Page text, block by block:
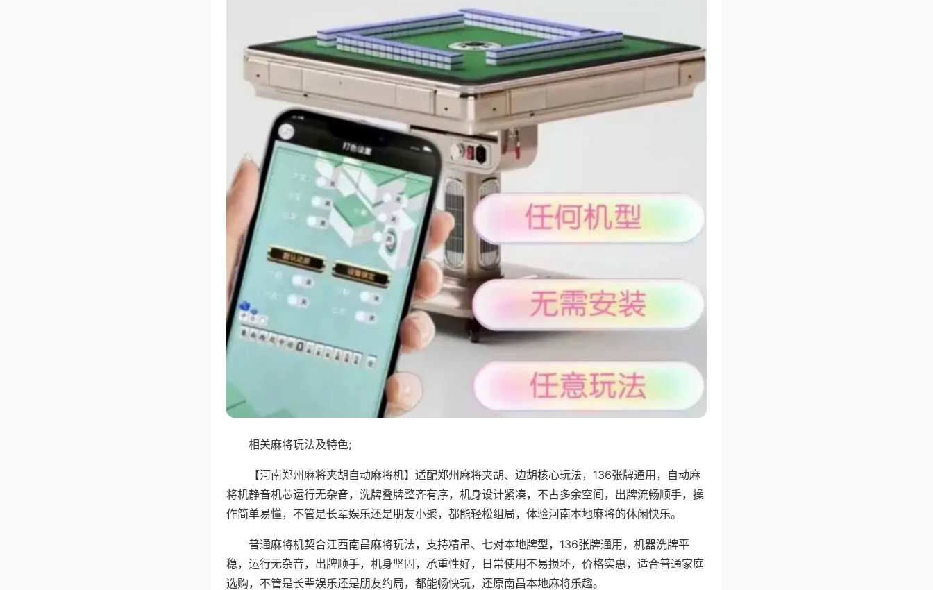
相关麻将玩法及特色;
【河南郑州麻将夹胡自动麻将机】适配郑州麻将夹胡、边胡核心玩法，136张牌通用，自动麻
将机静音机芯运行无杂音，洗牌叠牌整齐有序，机身设计紧凑，不占多余空间，出牌流畅顺手，操
作简单易懂，不管是长辈娱乐还是朋友小聚，都能轻松组局，体验河南本地麻将的休闲快乐。
普通麻将机契合江西南昌麻将玩法，支持精吊、七对本地牌型，136张牌通用，机器洗牌平
稳，运行无杂音，出牌顺手，机身坚固，承重性好，日常使用不易损坏，价格实惠，适合普通家庭
选购，不管是长辈娱乐还是朋友约局，都能畅快玩，还原南昌本地麻将乐趣。